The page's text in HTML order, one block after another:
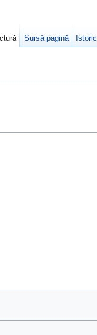
Sursă pagină Istoric